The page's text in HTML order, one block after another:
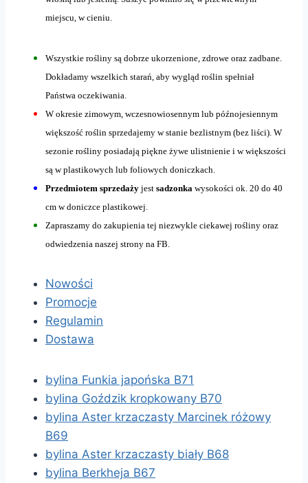
miejscu, w cieniu.
Wszystkie rośliny są dobrze ukorzenione, zdrowe oraz zadbane.
Dokładamy wszelkich starań, aby wygląd roślin spełniał
Państwa oczekiwania.
W okresie zimowym, wczesnowiosennym lub późnojesiennym
większość roślin sprzedajemy w stanie bezlistnym (bez liści). W
sezonie rośliny posiadają piękne żywe ulistnienie i w większości
są w plastikowych lub foliowych doniczkach.
Przedmiotem sprzedaży jest sadzonka wysokości ok. 20 do 40
cm w doniczce plastikowej.
Zapraszamy do zakupienia tej niezwykle ciekawej rośliny oraz
odwiedzenia naszej strony na FB.
Nowości
Promocje
Regulamin
Dostawa
bylina Funkia japońska B71
bylina Goździk kropkowany B70
bylina Aster krzaczasty Marcinek różowy
B69
bylina Aster krzaczasty biały B68
bylina Berkheja B67